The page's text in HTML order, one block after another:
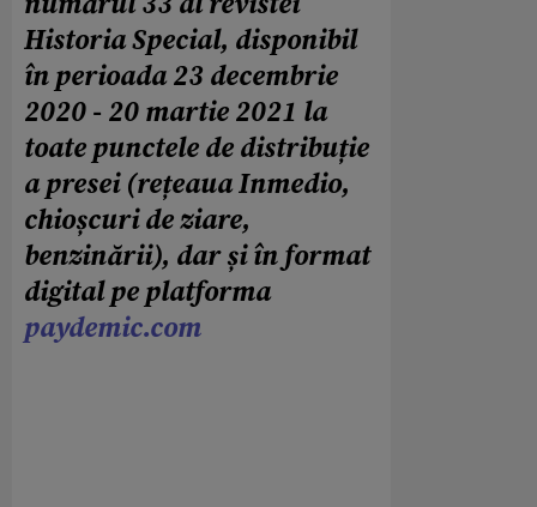
Historia Special, disponibil
în perioada 23 decembrie
2020 - 20 martie 2021 la
toate punctele de distribuție
a presei (rețeaua Inmedio,
chioșcuri de ziare,
benzinării), dar și în format
digital pe platforma
paydemic.com